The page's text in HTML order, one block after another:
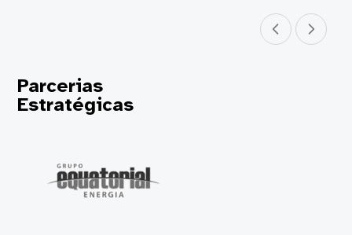
Parceiro anterior
Próximo
Parcerias
Estratégicas